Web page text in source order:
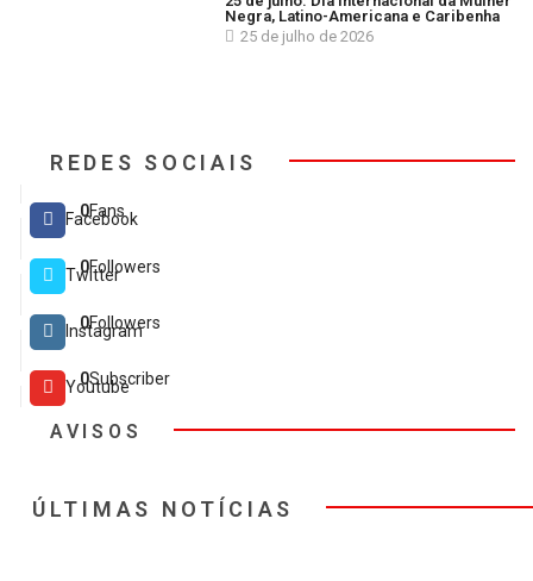
Negra, Latino-Americana e Caribenha
25 de julho de 2026
REDES SOCIAIS
Facebook
0Fans
Twitter
0Followers
Instagram
0Followers
Youtube
0Subscriber
AVISOS
ÚLTIMAS NOTÍCIAS